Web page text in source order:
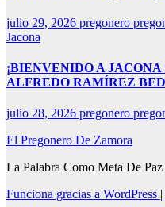
julio 29, 2026 pregonero
Jacona
¡BIENVENIDO A
ALFREDO RAMÍREZ
julio 28, 2026 pregonero
El Pregonero De Zamora
La Palabra Como Meta De Paz
Funciona gracias a WordPress |